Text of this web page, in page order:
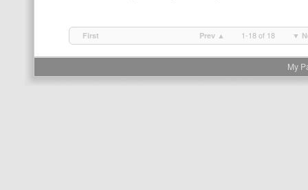
First Prev ▲ 1-18 of 18 ▼
My